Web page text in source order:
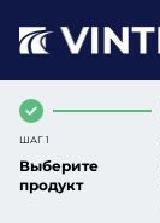
ШАГ 1
Выберите
продукт